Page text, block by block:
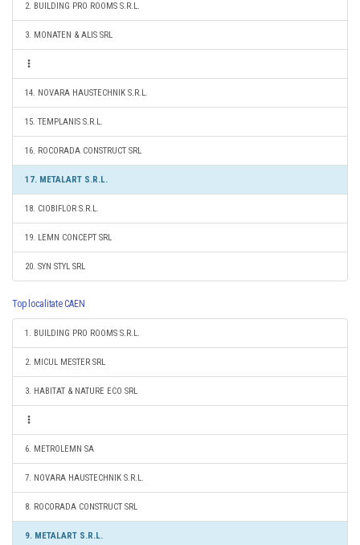
2. BUILDING PRO ROOMS S.R.L.
3. MONATEN & ALIS SRL
14. NOVARA HAUSTECHNIK S.R.L.
15. TEMPLANIS S.R.L.
16. ROCORADA CONSTRUCT SRL
17. METALART S.R.L.
18. CIOBIFLOR S.R.L.
19. LEMN CONCEPT SRL
20. SYN STYL SRL
Top localitate CAEN
1. BUILDING PRO ROOMS S.R.L.
2. MICUL MESTER SRL
3. HABITAT & NATURE ECO SRL
6. METROLEMN SA
7. NOVARA HAUSTECHNIK S.R.L.
8. ROCORADA CONSTRUCT SRL
9. METALART S.R.L.